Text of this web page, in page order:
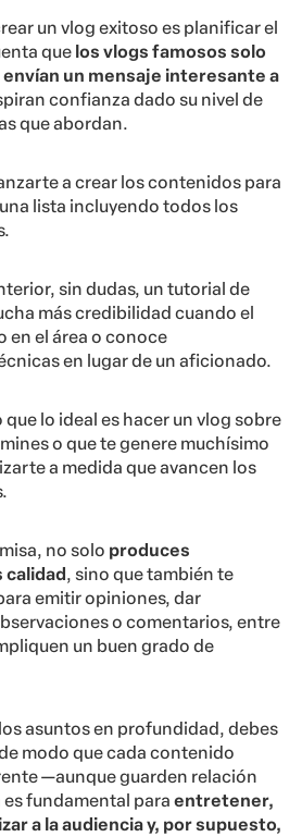
un vlog exitoso es planificar el
que los vlogs famosos solo
un mensaje interesante a
confianza dado su nivel de
que abordan.
a crear los contenidos para
lista incluyendo todos los
sin dudas, un tutorial de
más credibilidad cuando el
en el área o conoce
en lugar de un aficionado.
que lo ideal es hacer un vlog sobre
o que te genere muchísimo
a medida que avancen los
no solo produces
, sino que también te
emitir opiniones, dar
o comentarios, entre
un buen grado de
asuntos en profundidad, debes
modo que cada contenido
—aunque guarden relación
fundamental para entretener,
a la audiencia y, por supuesto,